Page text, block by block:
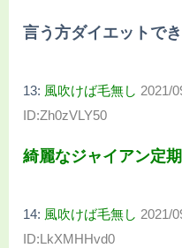
言う方ダイエットで
13: 風吹けば毛無し 2021/
ID:Zh0zVLY50
綺麗なジャイアン定期
14: 風吹けば毛無し 2021/
ID:LkXMHHvd0